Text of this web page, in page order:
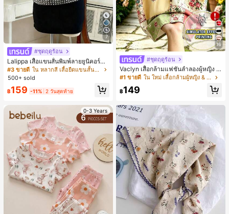
7
#ชุดฤดูร้อน
Lalippa เสื้อแขนสั้นพิมพ์ลายยูนิคอร์นล
ายทางสีตัดกันสำหรับผู้หญิง สไตล์วิทย
าลัย
#3 ขายดี
ใน หลากสี เสื้อยืดแขนสั้นเนื้อนุ่มสำหรับใส่ทุกวัน
500+ sold
฿159 -11% 2 วันสุดท้าย
0-3 Years
16
#ชุดฤดูร้อน
Vaclyn เสื้อกล้ามแฟชั่นลำลองผู้หญิง ล
ายแพตช์เวิร์ก แขนกุด คอกลม ติดกระดุ
#1 ขายดี ใน ใหม่ เสื้อกล้ามผู้หญิง & Camis
฿149